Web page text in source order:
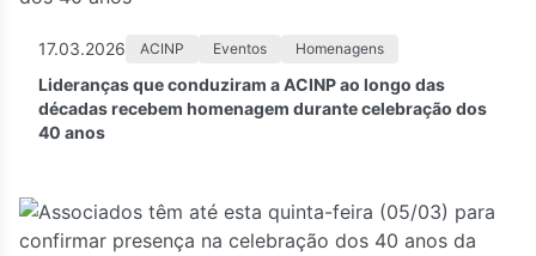
17.03.2026 ACINP Eventos Homenagens
Lideranças que conduziram a ACINP ao longo das
décadas recebem homenagem durante celebração dos
40 anos